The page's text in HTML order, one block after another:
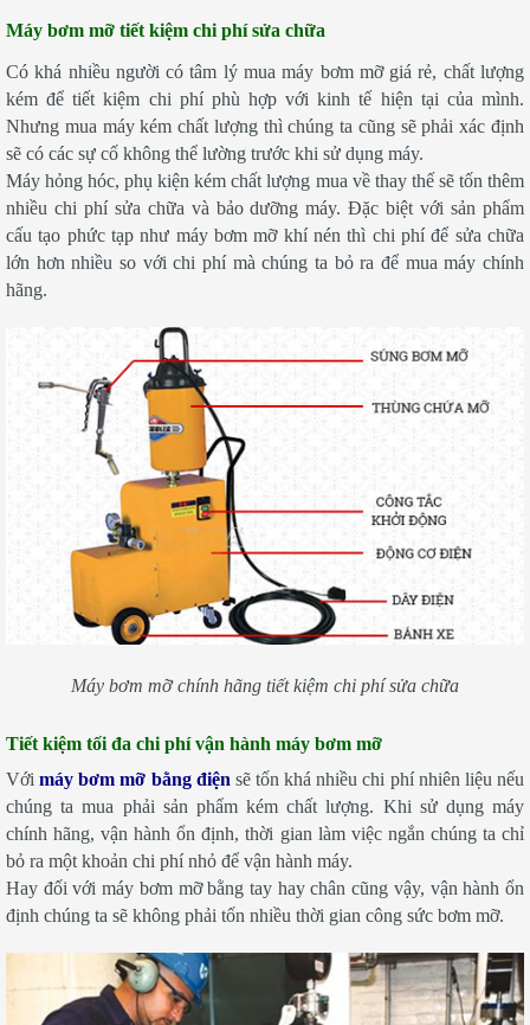
Máy bơm mỡ tiết kiệm chi phí sửa chữa
Có khá nhiều người có tâm lý mua máy bơm mỡ giá rẻ, chất lượng
kém để tiết kiệm chi phí phù hợp với kinh tế hiện tại của mình.
Nhưng mua máy kém chất lượng thì chúng ta cũng sẽ phải xác định
sẽ có các sự cố không thể lường trước khi sử dụng máy.
Máy hỏng hóc, phụ kiện kém chất lượng mua về thay thế sẽ tốn thêm
nhiều chi phí sửa chữa và bảo dưỡng máy. Đặc biệt với sản phẩm
cấu tạo phức tạp như máy bơm mỡ khí nén thì chi phí để sửa chữa
lớn hơn nhiều so với chi phí mà chúng ta bỏ ra để mua máy chính
hãng.
Máy bơm mỡ chính hãng tiết kiệm chi phí sửa chữa
Tiết kiệm tối đa chi phí vận hành máy bơm mỡ
Vớimáy bơm mỡ bằng điệnsẽ tốn khá nhiều chi phí nhiên liệu nếu
chúng ta mua phải sản phẩm kém chất lượng. Khi sử dụng máy
chính hãng, vận hành ổn định, thời gian làm việc ngắn chúng ta chỉ
bỏ ra một khoản chi phí nhỏ để vận hành máy.
Hay đối với máy bơm mỡ bằng tay hay chân cũng vậy, vận hành ổn
định chúng ta sẽ không phải tốn nhiều thời gian công sức bơm mỡ.